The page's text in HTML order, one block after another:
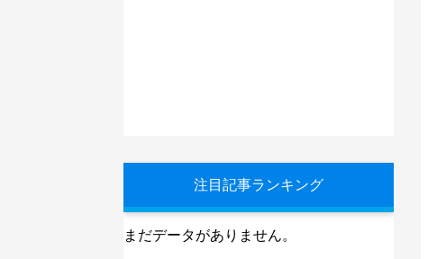
注目記事ランキング
まだデータがありません。